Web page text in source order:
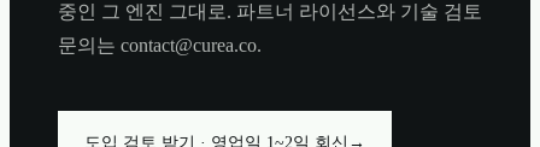
중인 그 엔진 그대로. 파트너 라이선스와 기술 검토
문의는 contact@curea.co.
도입 검토 받기 · 영업일 1~2일 회신 →